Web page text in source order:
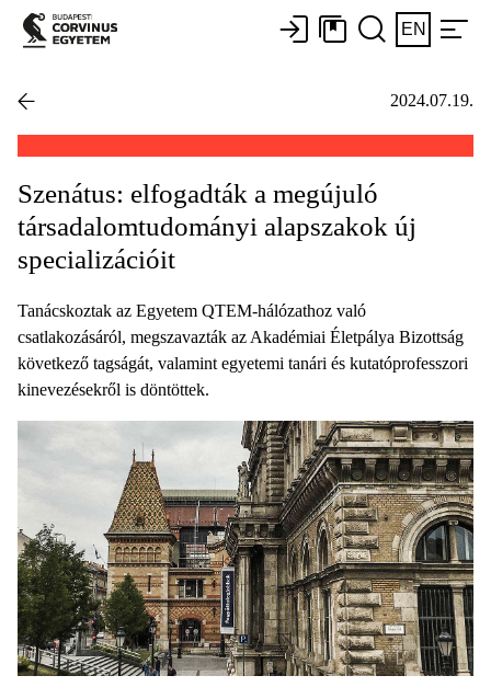
EN
2024.07.19.
Szenátus: elfogadták a megújuló
társadalomtudományi alapszakok új
specializációit
Tanácskoztak az Egyetem QTEM-hálózathoz való
csatlakozásáról, megszavazták az Akadémiai Életpálya Bizottság
következő tagságát, valamint egyetemi tanári és kutatóprofesszori
kinevezésekről is döntöttek.